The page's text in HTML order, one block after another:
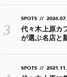
SPOTS //
代々木上原カ
が選ぶ名店と
SPOTS //